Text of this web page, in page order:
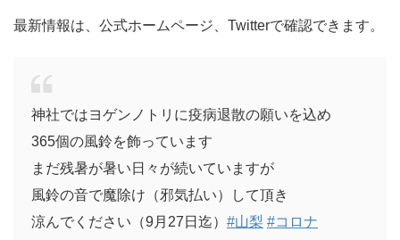
最新情報は、公式ホームページ、Twitterで確認できます。
神社ではヨゲンノトリに疫病退散の願いを込め
365個の風鈴を飾っています
まだ残暑が暑い日々が続いていますが
風鈴の音で魔除け（邪気払い）して頂き
涼んでください（9月27日迄） #山梨 #コロナ